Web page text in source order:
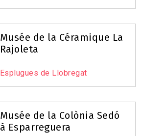
Musée de la Céramique La
Rajoleta
Esplugues de Llobregat
Musée de la Colònia Sedó
à Esparreguera